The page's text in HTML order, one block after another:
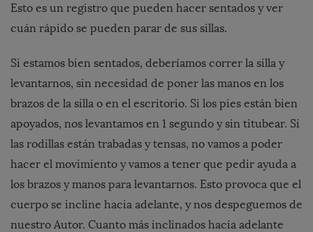
Esto es un registro que pueden hacer sentados y ver
cuán rápido se pueden parar de sus sillas.
Si estamos bien sentados, deberíamos correr la silla y
levantarnos, sin necesidad de poner las manos en los
brazos de la silla o en el escritorio. Si los pies están bien
apoyados, nos levantamos en 1 segundo y sin titubear. Si
las rodillas están trabadas y tensas, no vamos a poder
hacer el movimiento y vamos a tener que pedir ayuda a
los brazos y manos para levantarnos. Esto provoca que el
cuerpo se incline hacia adelante, y nos despeguemos de
nuestro Autor. Cuanto más inclinados hacia adelante